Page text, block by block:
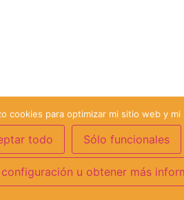
cookies para optimizar mi sitio web y mi
todo Sólo funcionales
u obtener más